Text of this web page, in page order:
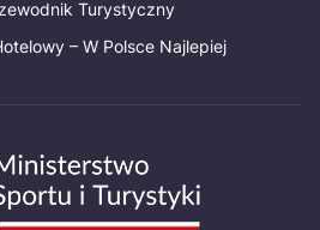
Turystyczny
– W Polsce Najlepiej